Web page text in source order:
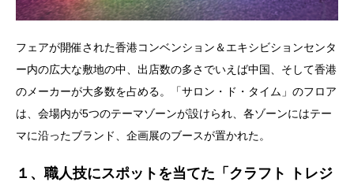
フェアが開催された香港コンベンション＆エキシビションセンタ
ー内の広大な敷地の中、出店数の多さでいえば中国、そして香港
のメーカーが大多数を占める。「サロン・ド・タイム」のフロア
は、会場内が5つのテーマゾーンが設けられ、各ゾーンにはテー
マに沿ったブランド、企画展のブースが置かれた。
１、職人技にスポットを当てた「クラフト
トレジ